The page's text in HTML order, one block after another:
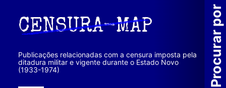
principal
CENSURA-MAP
Publicações relacionadas com a censura imposta pela
ditadura militar e vigente durante o Estado Novo
(1933-1974)
Procurar por